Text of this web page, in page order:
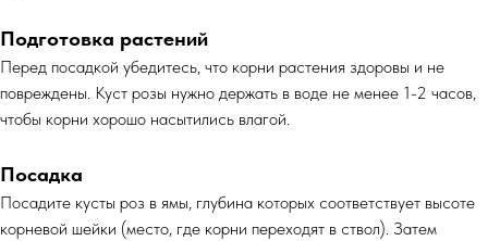
Подготовка растений
Перед посадкой убедитесь, что корни растения здоровы и не
повреждены. Куст розы нужно держать в воде не менее 1-2 часов,
чтобы корни хорошо насытились влагой.
Посадка
Посадите кусты роз в ямы, глубина которых соответствует высоте
корневой шейки (место, где корни переходят в ствол). Затем